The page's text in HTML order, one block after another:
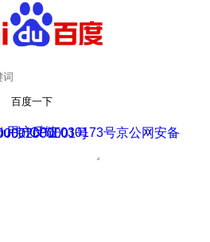
百度一下
用户反馈
京ICP证030173号
备11000002000001号